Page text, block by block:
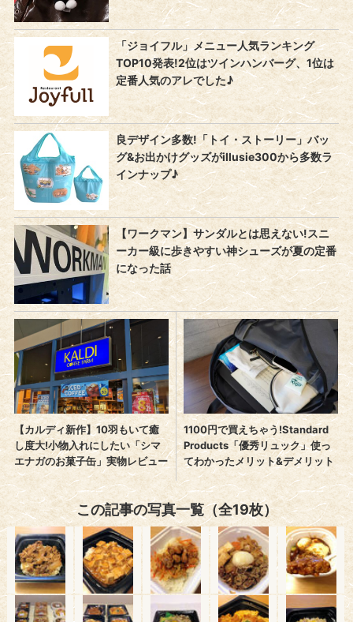
この記事の写真一覧（全19枚）